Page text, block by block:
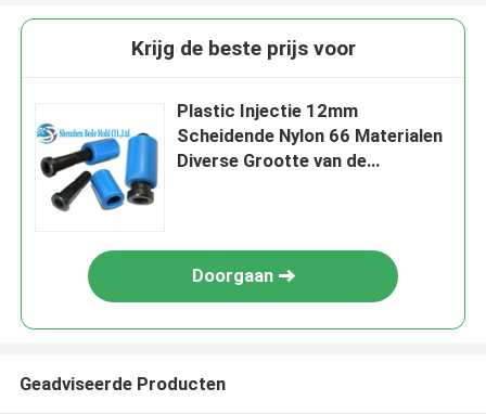
Krijg de beste prijs voor
Plastic Injectie 12mm
Scheidende Nylon 66 Materialen
Diverse Grootte van de
Doorgaan
Geadviseerde Producten